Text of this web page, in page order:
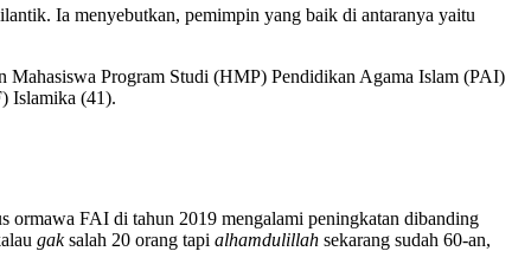
Ia menyebutkan, pemimpin yang baik di antaranya yaitu
Program Studi (HMP) Pendidikan Agama Islam (PAI)
Islamika (41).
FAI di tahun 2019 mengalami peningkatan dibanding
gaksalah 20 orang tapi alhamdulillah sekarang sudah 60-an,